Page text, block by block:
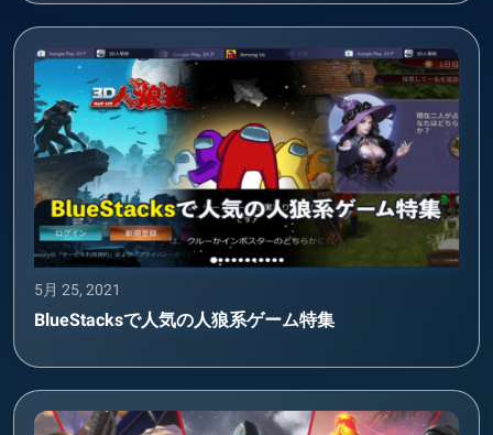
5月 25, 2021
BlueStacksで人気の人狼系ゲーム特集